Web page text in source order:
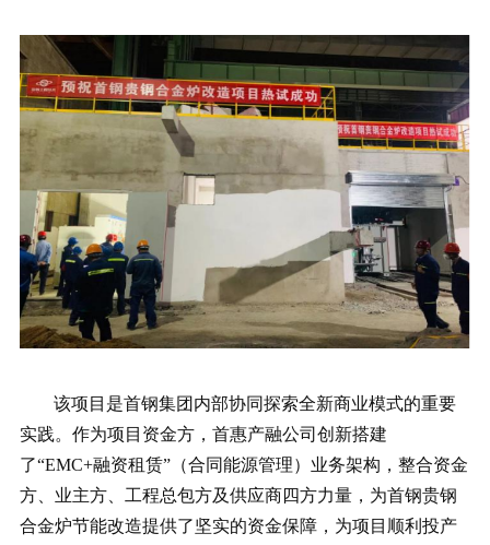
该项目是首钢集团内部协同探索全新商业模式的重要
实践。作为项目资金方，首惠产融公司创新搭建
了“EMC+融资租赁”（合同能源管理）业务架构，整合资金
方、业主方、工程总包方及供应商四方力量，为首钢贵钢
合金炉节能改造提供了坚实的资金保障，为项目顺利投产